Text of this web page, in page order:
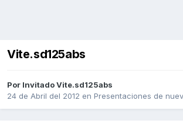
Vite.sd125abs
Por Invitado Vite.sd125abs
24 de Abril del 2012 en Presentaciones de